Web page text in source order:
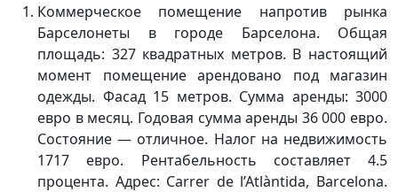
Коммерческое помещение напротив рынка
Барселонеты в городе Барселона. Общая
площадь: 327 квадратных метров. В настоящий
момент помещение арендовано под магазин
одежды. Фасад 15 метров. Сумма аренды: 3000
евро в месяц. Годовая сумма аренды 36 000 евро.
Состояние — отличное. Налог на недвижимость
1717 евро. Рентабельность составляет 4.5
процента. Адрес: Carrer de l’Atlàntida, Barcelona.